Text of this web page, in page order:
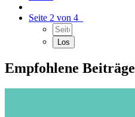
Seite 2 von 4
Empfohlene Beiträge